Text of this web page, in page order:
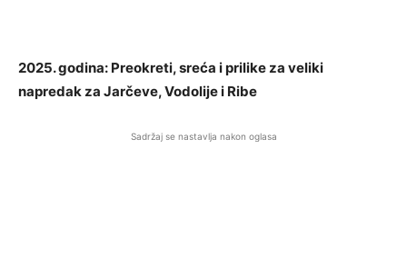
2025. godina: Preokreti, sreća i prilike za veliki
napredak za Jarčeve, Vodolije i Ribe
Sadržaj se nastavlja nakon oglasa